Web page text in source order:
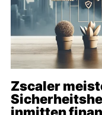
Zscaler
inmitten